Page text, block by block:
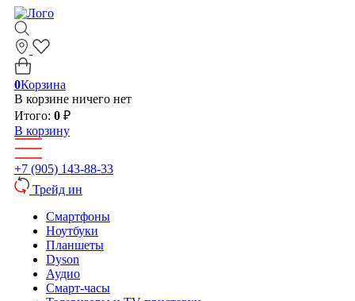
0Корзина
В корзине ничего нет
Итого: 0 ₽
В корзину
+7 (905) 143-88-33
Трейд ин
Смартфоны
Ноутбуки
Планшеты
Dyson
Аудио
Смарт-часы